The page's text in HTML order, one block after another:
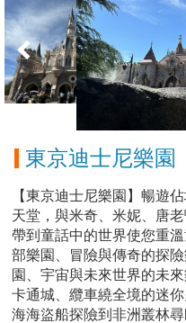
東京迪士尼樂園
【東京迪士尼樂園】暢遊
天堂，與米奇、米妮、唐
帶到童話中的世界使您重
部樂園、冒險與傳奇的探
園、宇宙與未來世界的未
卡通城、纜車繞全境的迷
海海盜船探險到非洲叢林